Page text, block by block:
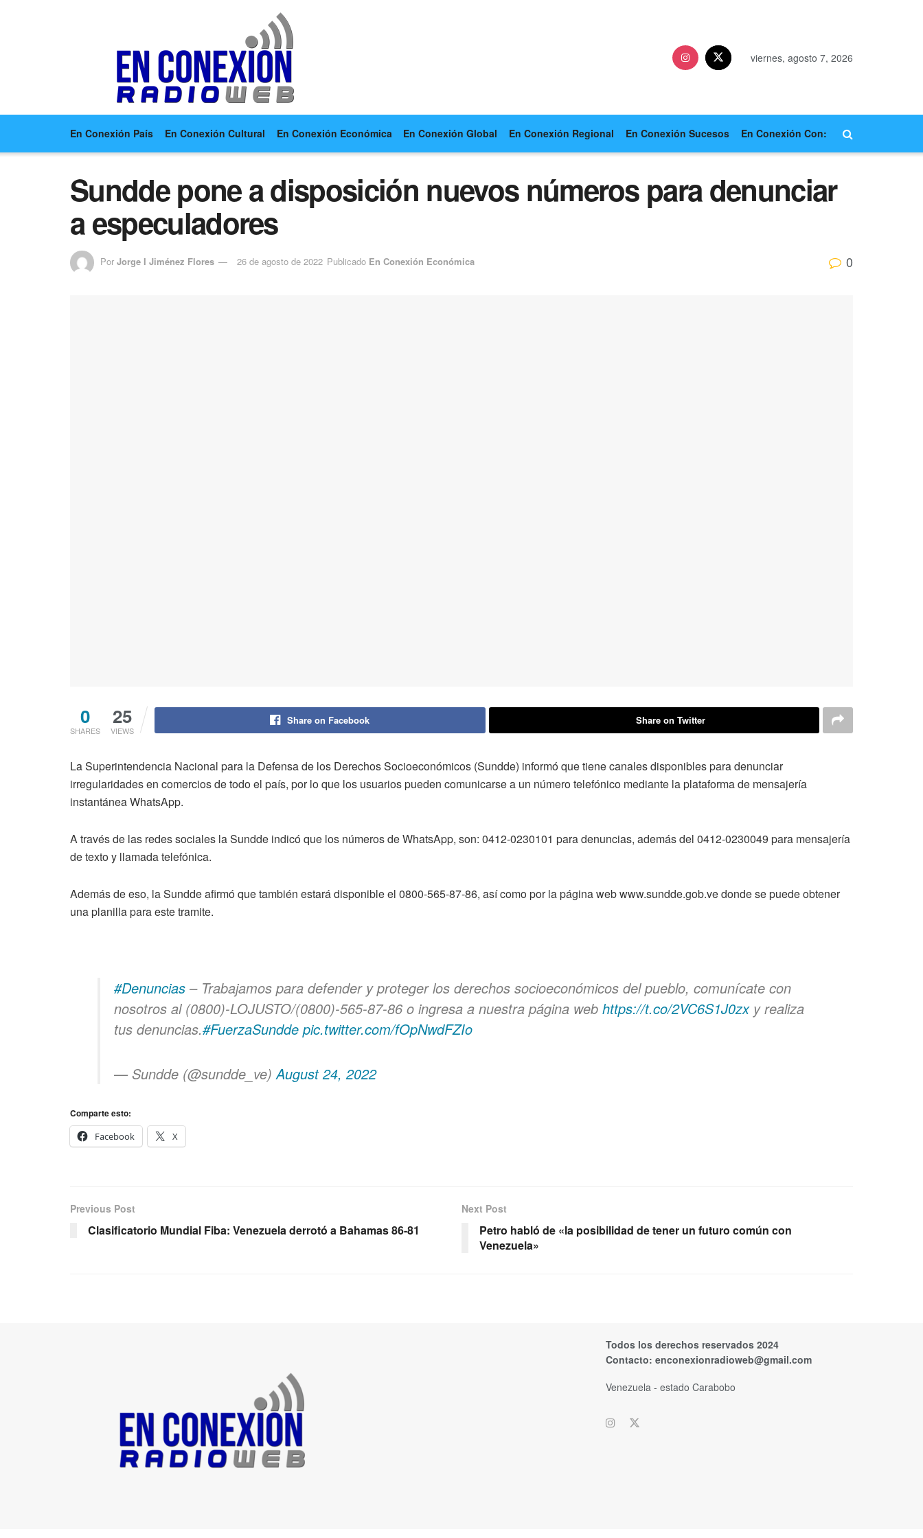
viernes, agosto 7, 2026
En Conexión País En Conexión Cultural En Conexión Económica En Conexión Global En Conexión Regional En Conexión Sucesos En Conexión Con:
Sundde pone a disposición nuevos números para denunciar
a especuladores
Por Jorge I Jiménez Flores 26 de agosto de 2022 Publicado En Conexión Económica 0
0
SHARES
25
VIEWS
Share on Facebook Share on Twitter
La Superintendencia Nacional para la Defensa de los Derechos Socioeconómicos (Sundde) informó que tiene canales disponibles para denunciar
irregularidades en comercios de todo el país, por lo que los usuarios pueden comunicarse a un número telefónico mediante la plataforma de mensajería
instantánea WhatsApp.
A través de las redes sociales la Sundde indicó que los números de WhatsApp, son: 0412-0230101 para denuncias, además del 0412-0230049 para mensajería
de texto y llamada telefónica.
Además de eso, la Sundde afirmó que también estará disponible el 0800-565-87-86, así como por la página web www.sundde.gob.ve donde se puede obtener
una planilla para este tramite.
#Denuncias – Trabajamos para defender y proteger los derechos socioeconómicos del pueblo, comunícate con
nosotros al (0800)-LOJUSTO/(0800)-565-87-86 o ingresa a nuestra página web https://t.co/2VC6S1J0zxy realiza
tus denuncias.#FuerzaSundde pic.twitter.com/fOpNwdFZIo
— Sundde (@sundde_ve)August 24, 2022
Comparte esto:
Facebook
X
Previous Post
Clasificatorio Mundial Fiba: Venezuela derrotó a Bahamas 86-81
Next Post
Petro habló de «la posibilidad de tener un futuro común con
Venezuela»
Todos los derechos reservados 2024
Contacto: enconexionradioweb@gmail.com
Venezuela - estado Carabobo